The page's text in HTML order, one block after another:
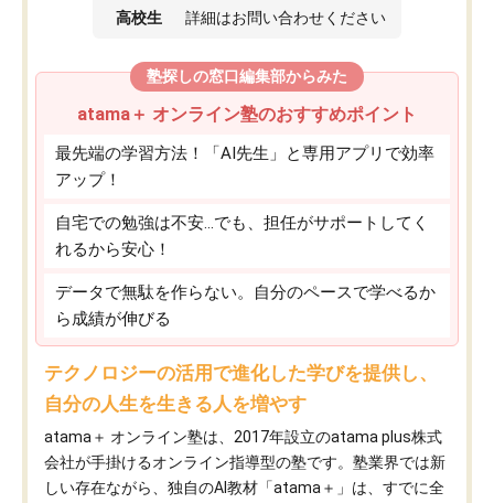
高校生 詳細はお問い合わせください
塾探しの窓口編集部からみた
atama＋ オンライン塾のおすすめポイント
最先端の学習方法！「AI先生」と専用アプリで効率
アップ！
自宅での勉強は不安…でも、担任がサポートしてく
れるから安心！
データで無駄を作らない。自分のペースで学べるか
ら成績が伸びる
テクノロジーの活用で進化した学びを提供し、
自分の人生を生きる人を増やす
atama＋ オンライン塾は、2017年設立のatama plus株式
会社が手掛けるオンライン指導型の塾です。塾業界では新
しい存在ながら、独自のAI教材「atama＋」は、すでに全